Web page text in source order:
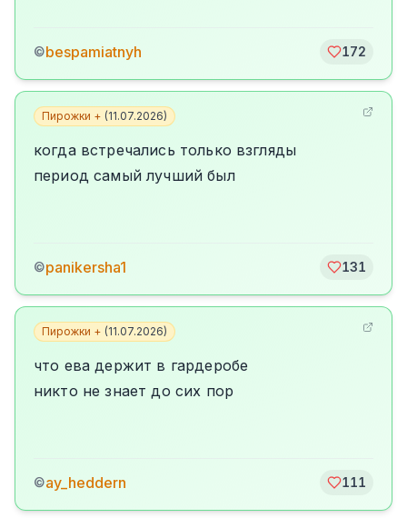
©bespamiatnyh 172
Пирожки + (11.07.2026)
когда встречались только взгляды
период самый лучший был
©panikersha1 131
Пирожки + (11.07.2026)
что ева держит в гардеробе
никто не знает до сих пор
©ay_heddern 111